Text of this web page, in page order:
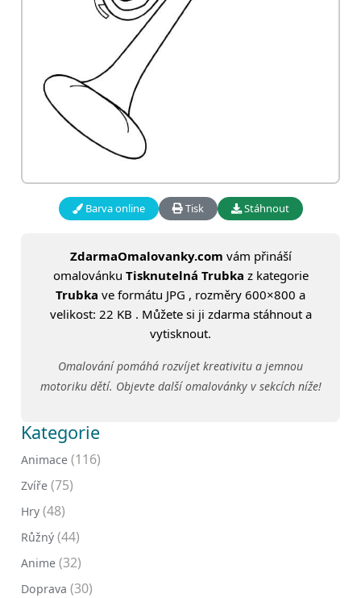
Barva online Tisk Stáhnout
ZdarmaOmalovanky.com vám přináší
omalovánku Tisknutelná Trubka z kategorie
Trubka ve formátu JPG , rozměry 600×800 a
velikost: 22 KB . Můžete si ji zdarma stáhnout a
vytisknout.
Omalování pomáhá rozvíjet kreativitu a jemnou
motoriku dětí. Objevte další omalovánky v sekcích níže!
Kategorie
Animace (116)
Zvíře (75)
Hry (48)
Růžný (44)
Anime (32)
Doprava (30)